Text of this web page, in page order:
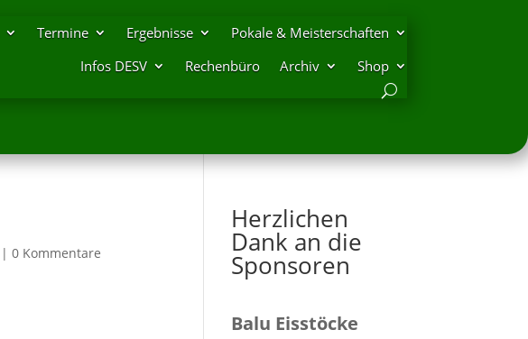
Termine Ergebnisse
Pokale & Meisterschaften
Infos DESV
Rechenbüro Archiv Shop
|0 Kommentare
Herzlichen
Dank an die
Sponsoren
Balu Eisstöcke